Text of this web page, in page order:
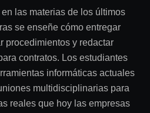
las materias de los últimos
se enseñe cómo entregar
procedimientos y redactar
contratos. Los estudiantes
informáticas actuales
multidisciplinarias para
reales que hoy las empresas